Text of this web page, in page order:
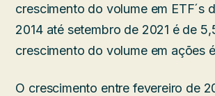
crescimento do volume em ETF´s
2014 até setembro de 2021 é de
crescimento do volume em ações
O crescimento entre fevereiro de